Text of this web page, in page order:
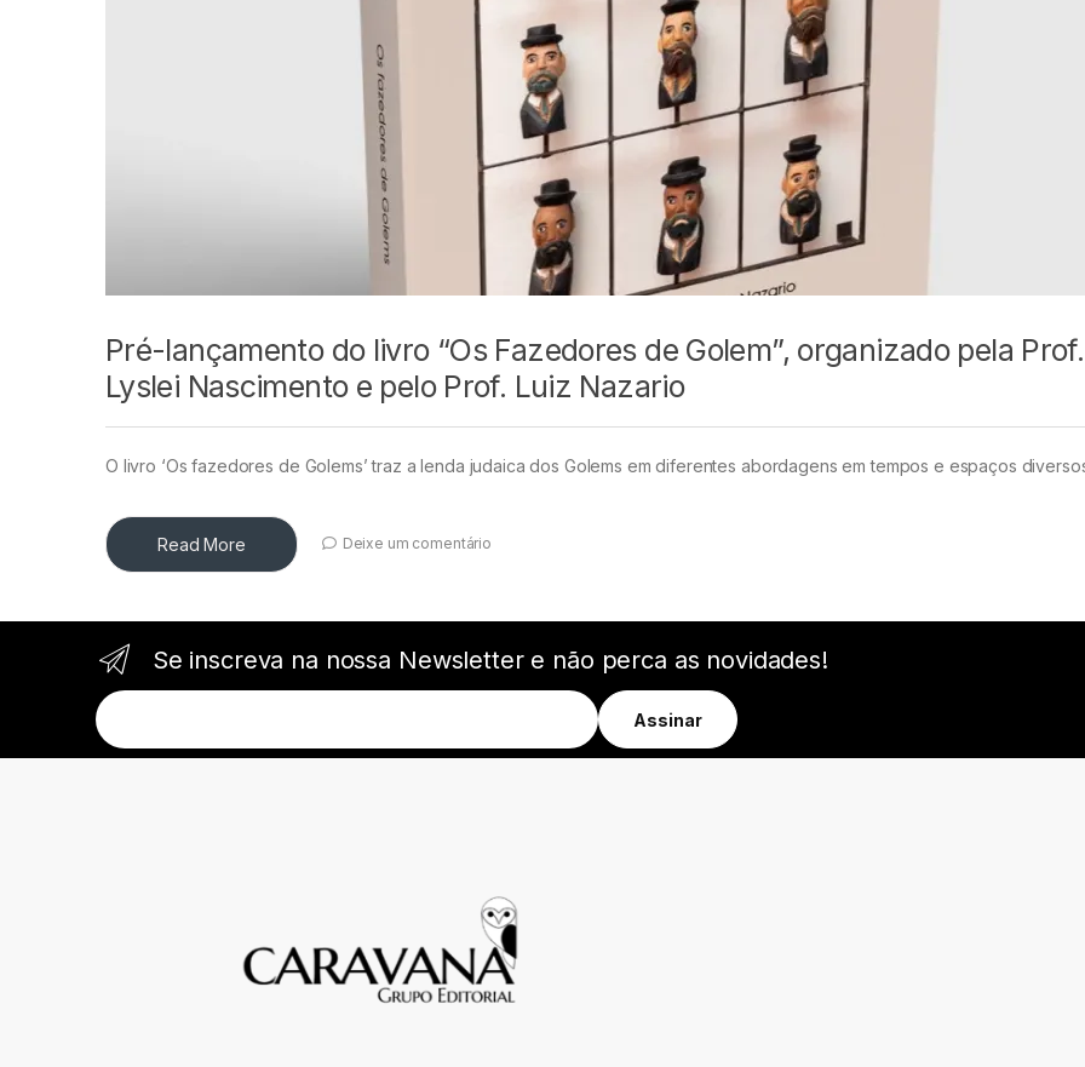
Pré-lançamento do livro “Os Fazedores de Golem”, organizado pela
Lyslei Nascimento e pelo Prof. Luiz Nazario
O livro ‘Os fazedores de Golems’ traz a lenda judaica dos Golems em diferentes abordagens em tempos e espaços
Read More Deixe um comentário
Se inscreva na nossa Newsletter e não perca as novidades!